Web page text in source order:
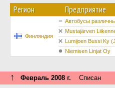
Регион Предприятие
Финляндия
Автобусы
Mustajärven
Lumijoen Bussi Ky
Niemisen Linjat Oy
↑ Февраль 2008 г. Списан